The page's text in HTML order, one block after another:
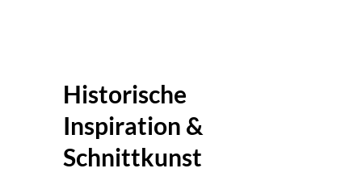
Historische
Inspiration &
Schnittkunst